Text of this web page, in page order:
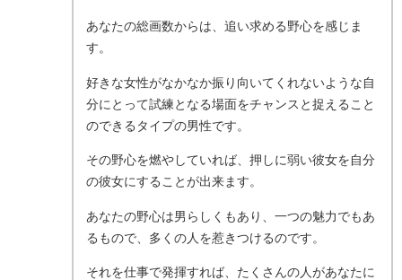
あなたの総画数からは、追い求める野心を感じま
す。
好きな女性がなかなか振り向いてくれないような自
分にとって試練となる場面をチャンスと捉えること
のできるタイプの男性です。
その野心を燃やしていれば、押しに弱い彼女を自分
の彼女にすることが出来ます。
あなたの野心は男らしくもあり、一つの魅力でもあ
るもので、多くの人を惹きつけるのです。
それを仕事で発揮すれば、たくさんの人があなたに